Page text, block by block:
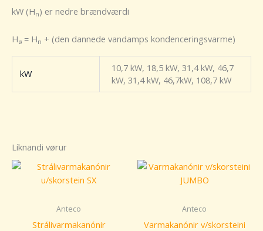
kW (Hn) er nedre brændværdi
Hø = Hn + (den dannede vandamps kondenceringsvarme)
kW
10,7 kW, 18,5 kW, 31,4 kW, 46,7
kW, 31,4 kW, 46,7kW, 108,7 kW
Líknandi vørur
Anteco
Strálivarmakanónir
Anteco
Varmakanónir v/skorsteini